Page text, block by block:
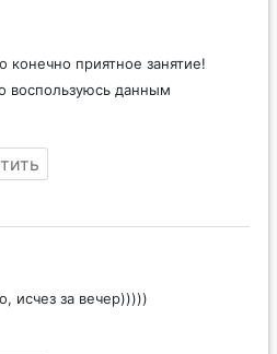
конечно приятное занятие!
воспользуюсь данным
исчез за вечер)))))